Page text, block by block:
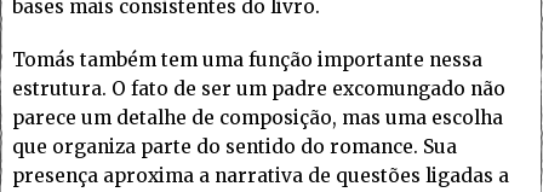
bases mais consistentes do livro.
Tomás também tem uma função importante nessa
estrutura. O fato de ser um padre excomungado não
parece um detalhe de composição, mas uma escolha
que organiza parte do sentido do romance. Sua
presença aproxima a narrativa de questões ligadas a